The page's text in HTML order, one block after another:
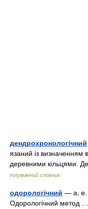
дендрохронологічний
язаний із визначенням
деревними кільцями.
тлумачний словник
одорологічний — а, е.
Одорологічний метод